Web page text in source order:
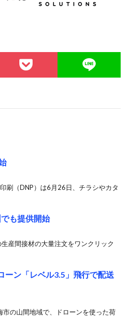
刷（DNP）は6月26日、チラシやカタ
も提供開始
産間接材の大量注文をワンクリック
ーン「レベル3.5」飛行で配送
の山間地域で、ドローンを使った荷